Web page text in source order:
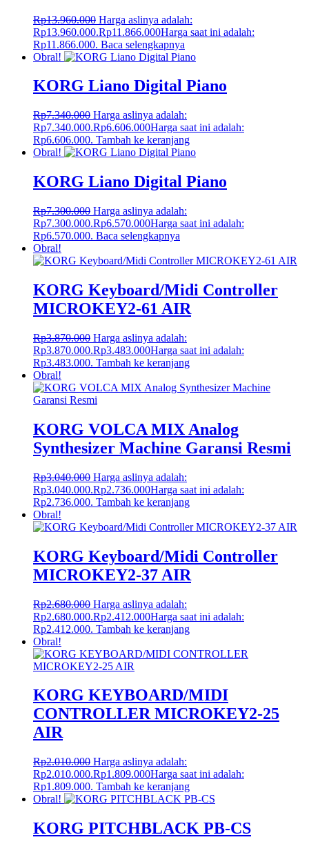
Rp13.960.000 Harga aslinya adalah:
Rp13.960.000.Rp11.866.000Harga saat ini adalah:
Rp11.866.000. Baca selengkapnya
Obral!
KORG Liano Digital Piano
Rp7.340.000 Harga aslinya adalah:
Rp7.340.000.Rp6.606.000Harga saat ini adalah:
Rp6.606.000. Tambah ke keranjang
Obral!
KORG Liano Digital Piano
Rp7.300.000 Harga aslinya adalah:
Rp7.300.000.Rp6.570.000Harga saat ini adalah:
Rp6.570.000. Baca selengkapnya
Obral!
KORG Keyboard/Midi Controller
MICROKEY2-61 AIR
Rp3.870.000 Harga aslinya adalah:
Rp3.870.000.Rp3.483.000Harga saat ini adalah:
Rp3.483.000. Tambah ke keranjang
Obral!
KORG VOLCA MIX Analog
Synthesizer Machine Garansi Resmi
Rp3.040.000 Harga aslinya adalah:
Rp3.040.000.Rp2.736.000Harga saat ini adalah:
Rp2.736.000. Tambah ke keranjang
Obral!
KORG Keyboard/Midi Controller
MICROKEY2-37 AIR
Rp2.680.000 Harga aslinya adalah:
Rp2.680.000.Rp2.412.000Harga saat ini adalah:
Rp2.412.000. Tambah ke keranjang
Obral!
KORG KEYBOARD/MIDI
CONTROLLER MICROKEY2-25
AIR
Rp2.010.000 Harga aslinya adalah:
Rp2.010.000.Rp1.809.000Harga saat ini adalah:
Rp1.809.000. Tambah ke keranjang
Obral!
KORG PITCHBLACK PB-CS